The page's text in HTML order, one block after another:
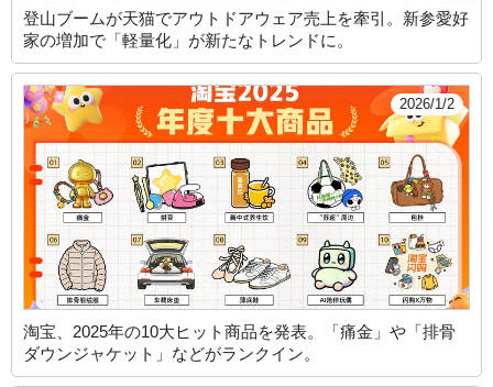
登山ブームが天猫でアウトドアウェア売上を牽引。新参愛好
家の増加で「軽量化」が新たなトレンドに。
2026/1/2
淘宝、2025年の10大ヒット商品を発表。「痛金」や「排骨
ダウンジャケット」などがランクイン。